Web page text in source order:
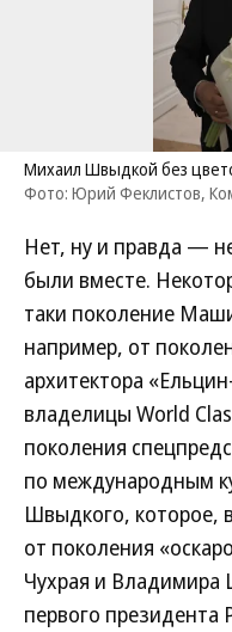
Михаил Швыдкой без
Фото: Юрий Феклистов,
Нет, ну и правда —
были вместе.
таки поколение
например, от
архитектора
владелицы World
поколения
по международным
Швыдкого, которое,
от поколения
Чухрая и
первого президента